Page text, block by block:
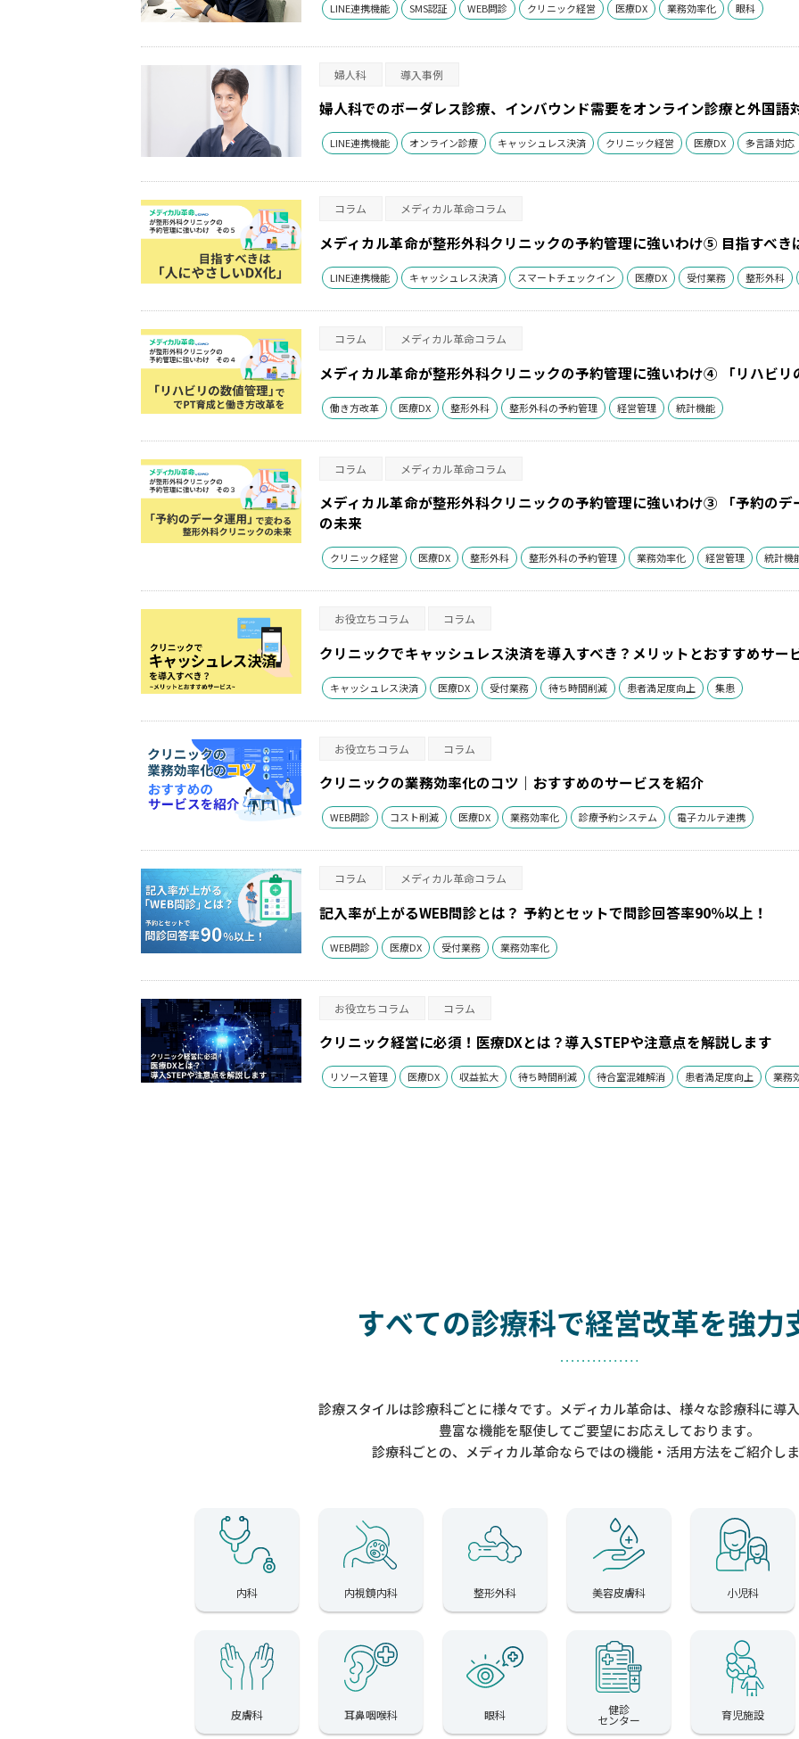
LINE連携機能 SMS認証 WEB問診 クリニック経営 医療DX 業務効率化 眼科
婦人科 導入事例
婦人科でのボーダレス診療、インバウンド需要をオンライン診療と外国語
LINE連携機能 オンライン診療 キャッシュレス決済 クリニック経営 医療DX 多言語対応
コラム メディカル革命コラム
メディカル革命が整形外科クリニックの予約管理に強いわけ⑤ 目指すべき
LINE連携機能 キャッシュレス決済 スマートチェックイン 医療DX 受付業務 整形外科
コラム メディカル革命コラム
メディカル革命が整形外科クリニックの予約管理に強いわけ④ 「リハビ
働き方改革 医療DX 整形外科 整形外科の予約管理 経営管理 統計機能
コラム メディカル革命コラム
メディカル革命が整形外科クリニックの予約管理に強いわけ③ 「予約の
の未来
クリニック経営 医療DX 整形外科 整形外科の予約管理 業務効率化 経営管理 統計機
お役立ちコラム コラム
クリニックでキャッシュレス決済を導入すべき？メリットとおすすめサー
キャッシュレス決済 医療DX 受付業務 待ち時間削減 患者満足度向上 集患
お役立ちコラム コラム
クリニックの業務効率化のコツ｜おすすめのサービスを紹介
WEB問診 コスト削減 医療DX 業務効率化 診療予約システム 電子カルテ連携
コラム メディカル革命コラム
記入率が上がるWEB問診とは？ 予約とセットで問診回答率90％以上！
WEB問診 医療DX 受付業務 業務効率化
お役立ちコラム コラム
クリニック経営に必須！医療DXとは？導入STEPや注意点を解説します
リソース管理 医療DX 収益拡大 待ち時間削減 待合室混雑解消 患者満足度向上 業務
すべての診療科で経営改革を強力
診療スタイルは診療科ごとに様々です。メディカル革命は、様々な診療科に導
豊富な機能を駆使してご要望にお応えしております。
診療科ごとの、メディカル革命ならではの機能・活用方法をご紹介し
内科 内視鏡内科 整形外科 美容皮膚科 小児科
皮膚科 耳鼻咽喉科 眼科 健診
センター 育児施設